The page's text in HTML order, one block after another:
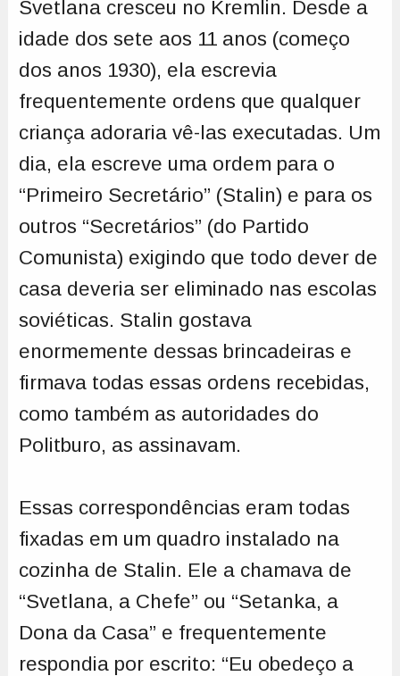
Svetlana cresceu no Kremlin. Desde a
idade dos sete aos 11 anos (começo
dos anos 1930), ela escrevia
frequentemente ordens que qualquer
criança adoraria vê-las executadas. Um
dia, ela escreve uma ordem para o
“Primeiro Secretário” (Stalin) e para os
outros “Secretários” (do Partido
Comunista) exigindo que todo dever de
casa deveria ser eliminado nas escolas
soviéticas. Stalin gostava
enormemente dessas brincadeiras e
firmava todas essas ordens recebidas,
como também as autoridades do
Politburo, as assinavam.
Essas correspondências eram todas
fixadas em um quadro instalado na
cozinha de Stalin. Ele a chamava de
“Svetlana, a Chefe” ou “Setanka, a
Dona da Casa” e frequentemente
respondia por escrito: “Eu obedeço a